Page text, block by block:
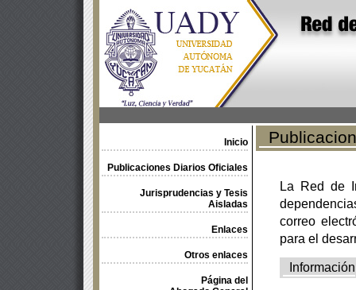
Inicio
Publicaciones Diarios Oficiales
Jurisprudencias y Tesis
Aisladas
Enlaces
Otros enlaces
Página del
La Red de
correo
para el
Información